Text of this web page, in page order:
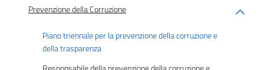
Prevenzione della Corruzione
Piano triennale per la prevenzione della corruzione e
della trasparenza